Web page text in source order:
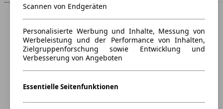
Scannen von Endgeräten
Personalisierte Werbung und Inhalte, Messung von
Werbeleistung und der Performance von Inhalten,
Zielgruppenforschung sowie Entwicklung und
Verbesserung von Angeboten
Essentielle Seitenfunktionen